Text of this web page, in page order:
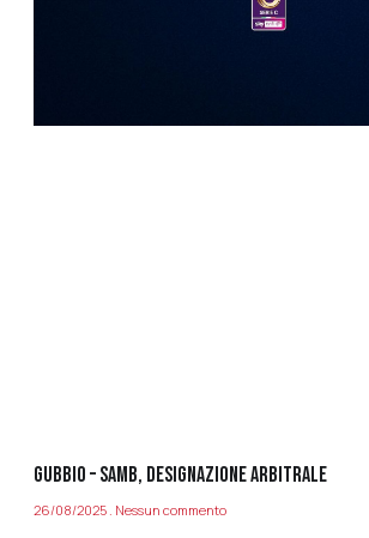
GUBBIO – SAMB, DESIGNAZIONE ARBITRALE
26/08/2025 Nessun commento